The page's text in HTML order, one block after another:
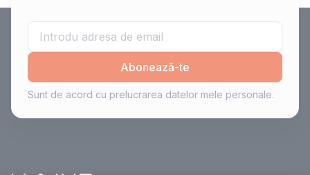
Abonează-te
Sunt de acord cu prelucrarea datelor mele personale.